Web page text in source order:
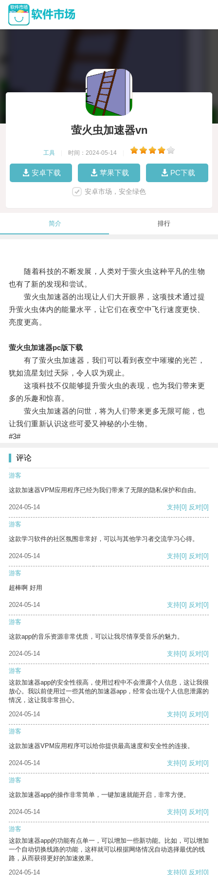
萤火虫加速器vn
工具 时间：2024-05-14
安卓下载 苹果下载 PC下载
安卓市场，安全绿色
简介 排行
随着科技的不断发展，人类对于萤火虫这种平凡的生物
也有了新的发现和尝试。
萤火虫加速器的出现让人们大开眼界，这项技术通过提
升萤火虫体内的能量水平，让它们在夜空中飞行速度更快、
亮度更高。
萤火虫加速器pc版下载
有了萤火虫加速器，我们可以看到夜空中璀璨的光芒，
犹如流星划过天际，令人叹为观止。
这项科技不仅能够提升萤火虫的表现，也为我们带来更
多的乐趣和惊喜。
萤火虫加速器的问世，将为人们带来更多无限可能，也
让我们重新认识这些可爱又神秘的小生物。
#3#
评论
游客
这款加速器VPM应用程序已经为我们带来了无限的隐私保护和自由。
2024-05-14 支持[0] 反对[0]
游客
这款学习软件的社区氛围非常好，可以与其他学习者交流学习心得。
2024-05-14 支持[0] 反对[0]
游客
超棒啊 好用
2024-05-14 支持[0] 反对[0]
游客
这款app的音乐资源非常优质，可以让我尽情享受音乐的魅力。
2024-05-14 支持[0] 反对[0]
游客
这款加速器app的安全性很高，使用过程中不会泄露个人信息，这让我很
放心。我以前使用过一些其他的加速器app，经常会出现个人信息泄露的
情况，这让我非常担心。
2024-05-14
支持[0] 反对[0]
游客
这款加速器VPM应用程序可以给你提供最高速度和安全性的连接。
2024-05-14 支持[0] 反对[0]
游客
这款加速器app的操作非常简单，一键加速就能开启，非常方便。
2024-05-14 支持[0] 反对[0]
游客
这款加速器app的功能有点单一，可以增加一些新功能。比如，可以增加
一个自动切换线路的功能，这样就可以根据网络情况自动选择最优的线
路，从而获得更好的加速效果。
2024-05-14
支持[0] 反对[0]